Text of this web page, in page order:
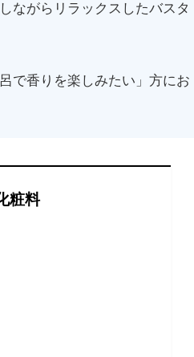
ながらリラックスしたバスタ
で香りを楽しみたい」方にお
粧料